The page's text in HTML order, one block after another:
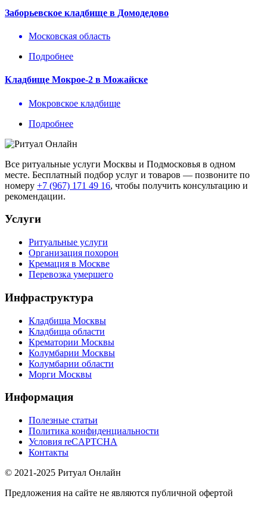
Заборьевское кладбище в Домодедово
Московская область
Подробнее
Кладбище Мокрое-2 в Можайске
Мокровское кладбище
Подробнее
Все ритуальные услуги Москвы и Подмосковья в одном
месте. Бесплатный подбор услуг и товаров — позвоните по
номеру +7 (967) 171 49 16, чтобы получить консультацию и
рекомендации.
Услуги
Ритуальные услуги
Организация похорон
Кремация в Москве
Перевозка умершего
Инфраструктура
Кладбища Москвы
Кладбища области
Крематории Москвы
Колумбарии Москвы
Колумбарии области
Морги Москвы
Информация
Полезные статьи
Политика конфиденциальности
Условия reCAPTCHA
Контакты
© 2021-2025 Ритуал Онлайн
Предложения на сайте не являются публичной офертой